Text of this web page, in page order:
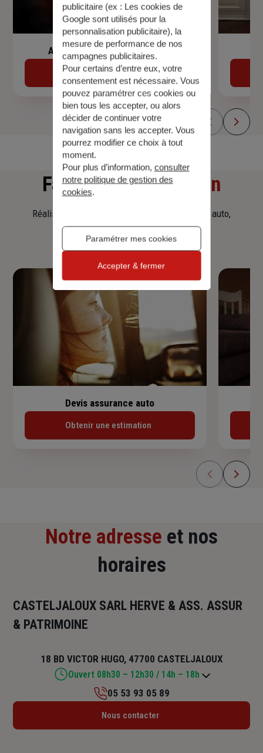
Assurance de prêt immobilier
Découvrir
Faitesune simulation
Réalisez une simulation tarifaire d'assurance, auto,
habitation, prêt immobilier.
Devis assurance auto
Obtenir une estimation
Notre adresse et nos
horaires
CASTELJALOUX SARL HERVE & ASS. ASSUR
& PATRIMOINE
18 BD VICTOR HUGO, 47700 CASTELJALOUX
Ouvert 08h30 – 12h30 / 14h – 18h
Lundi : Fermé
05 53 93 05 89
Nous contacter
publicitaire (ex : Les cookies de
Google sont utilisés pour la
personnalisation publicitaire), la
mesure de performance de nos
campagnes publicitaires.
Pour certains d’entre eux, votre
consentement est nécessaire. Vous
pouvez paramétrer ces cookies ou
bien tous les accepter, ou alors
décider de continuer votre
navigation sans les accepter. Vous
pourrez modifier ce choix à tout
moment.
Pour plus d’information, consulter
notre politique de gestion des
cookies.
Paramétrer mes cookies
Accepter & fermer